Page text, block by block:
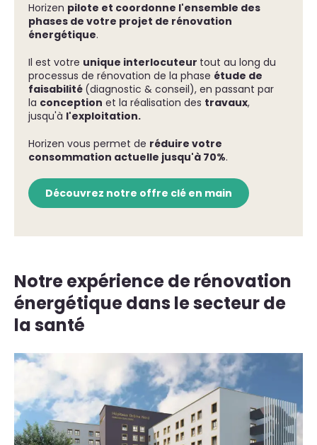
Horizen pilote et coordonne l'ensemble des
phases de votre projet de rénovation
énergétique.
Il est votre unique interlocuteur tout au long du
processus de rénovation de la phase étude de
faisabilité (diagnostic & conseil), en passant par
la conception et la réalisation des travaux,
jusqu'à l'exploitation.
Horizen vous permet de réduire votre
consommation actuelle jusqu'à 70%.
Découvrez notre offre clé en main
Notre expérience de rénovation
énergétique dans le secteur de
la santé